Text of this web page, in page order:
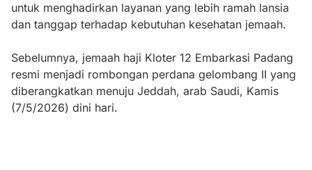
untuk menghadirkan layanan yang lebih ramah lansia
dan tanggap terhadap kebutuhan kesehatan jemaah.
Sebelumnya, jemaah haji Kloter 12 Embarkasi Padang
resmi menjadi rombongan perdana gelombang II yang
diberangkatkan menuju Jeddah, arab Saudi, Kamis
(7/5/2026) dini hari.